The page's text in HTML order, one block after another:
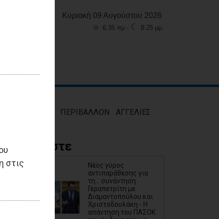
στις
Κυριακή 09 Αυγούστου 2026
☼ 6:35 πμ - ☾ 8:25 μμ
ΠΕΡΙΒΑΛΛΟΝ ΑΓΓΕΛΙΕΣ
Διαβάστε
Νέος γύρος
αντιπαράθεσης για
τη... συνάντηση
Γεραπετρίτη με
Διαμαντοπούλου και
Χριστοδουλάκη - Η
απάντηση του ΠΑΣΟΚ